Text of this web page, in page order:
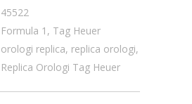
45522
Formula 1 , Tag Heuer
orologi replica, replica orologi,
Replica Orologi Tag Heuer